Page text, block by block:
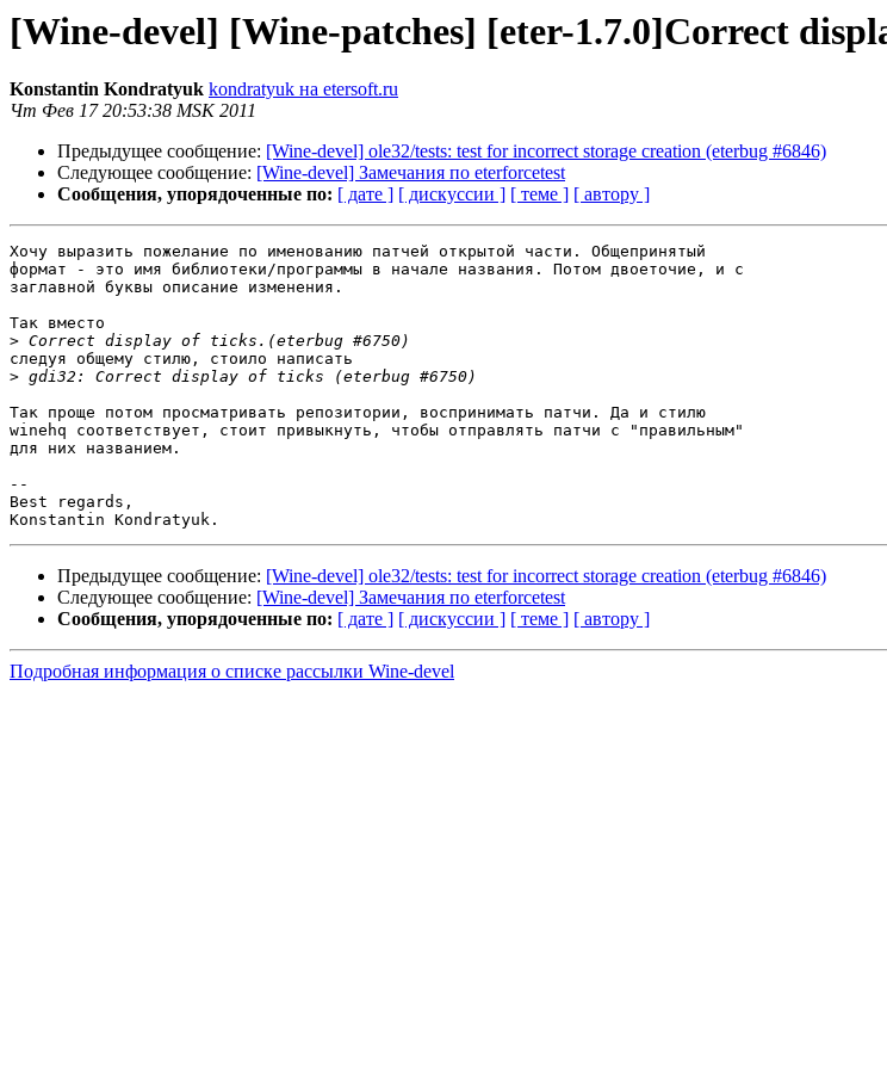
[Wine-devel] [Wine-patches] [eter-1.7.0]Correct
Konstantin Kondratyuk kondratyuk на etersoft.ru
Чт Фев 17 20:53:38 MSK 2011
Предыдущее сообщение: [Wine-devel] ole32/tests: test for incorrect storage creation (eterbug #6846)
Следующее сообщение: [Wine-devel] Замечания по eterforcetest
Сообщения, упорядоченные по: [ дате ] [ дискуссии ] [ теме ] [ автору ]
Хочу выразить пожелание по именованию патчей открытой части. Общепринятый
формат - это имя библиотеки/программы в начале названия. Потом двоеточие, и с
заглавной буквы описание изменения.
Так вместо
>
следуя общему стилю, стоило написать
>
Так проще потом просматривать репозитории, воспринимать патчи. Да и стилю
winehq соответствует, стоит привыкнуть, чтобы отправлять патчи с "правильным"
для них названием.
--
Best regards,
Предыдущее сообщение: [Wine-devel] ole32/tests: test for incorrect storage creation (eterbug #6846)
Следующее сообщение: [Wine-devel] Замечания по eterforcetest
Сообщения, упорядоченные по: [ дате ] [ дискуссии ] [ теме ] [ автору ]
Подробная информация о списке рассылки Wine-devel